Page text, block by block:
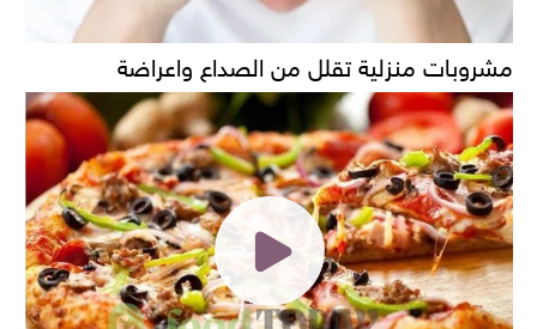
مشروبات منزلية تقلل من الصداع واعراضة